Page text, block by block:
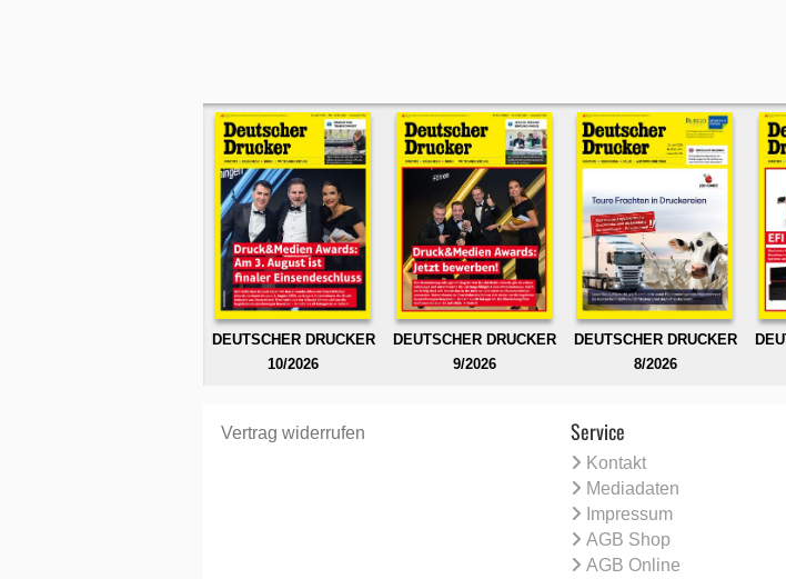
DEUTSCHER DRUCKER
10/2026
DEUTSCHER DRUCKER
9/2026
DEUTSCHER DRUCKER
8/2026
Vertrag widerrufen Service
Kontakt
Mediadaten
Impressum
AGB Shop
AGB Online